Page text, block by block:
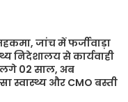
जांच में फर्जीवाड़ा
निदेशालय से कार्यवाही
लगे 02 साल, अब
स्वास्थ्य और CMO बस्ती